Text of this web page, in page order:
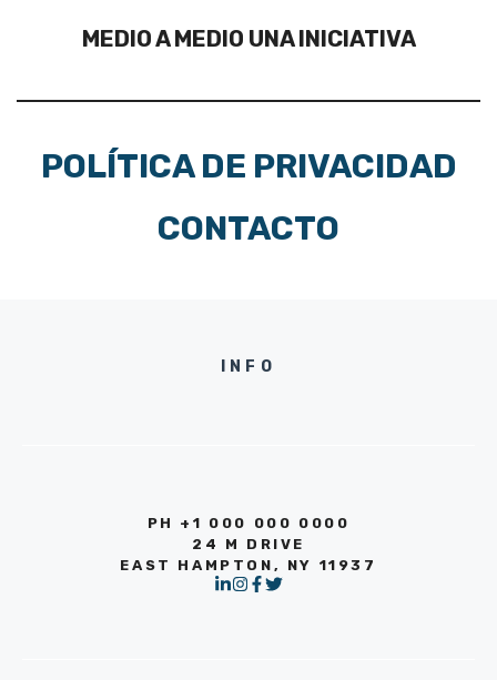
MEDIO A MEDIO UNA INICIATIVA
POLÍTICA DE PRIVACIDAD
CONTACTO
INFO
PH +1 000 000 0000
24 M DRIVE
EAST HAMPTON, NY 11937